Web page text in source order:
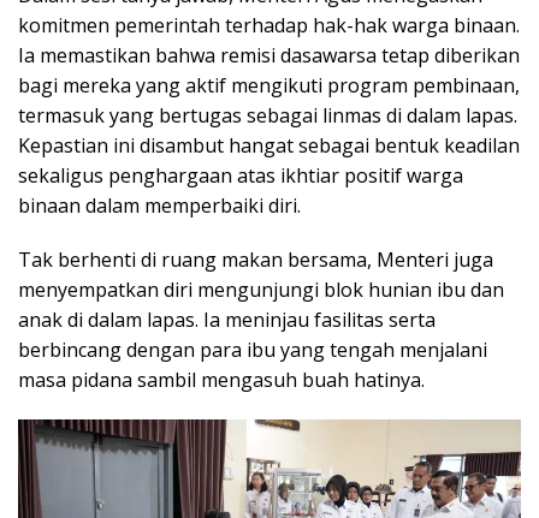
komitmen pemerintah terhadap hak-hak warga binaan.
Ia memastikan bahwa remisi dasawarsa tetap diberikan
bagi mereka yang aktif mengikuti program pembinaan,
termasuk yang bertugas sebagai linmas di dalam lapas.
Kepastian ini disambut hangat sebagai bentuk keadilan
sekaligus penghargaan atas ikhtiar positif warga
binaan dalam memperbaiki diri.
Tak berhenti di ruang makan bersama, Menteri juga
menyempatkan diri mengunjungi blok hunian ibu dan
anak di dalam lapas. Ia meninjau fasilitas serta
berbincang dengan para ibu yang tengah menjalani
masa pidana sambil mengasuh buah hatinya.